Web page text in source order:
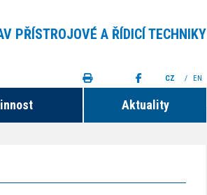
PŘÍSTROJOVÉ A ŘÍDICÍ TECHNIKY
Aktuality
CZ / EN